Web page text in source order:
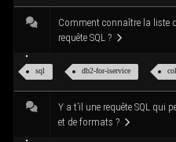
Com­ment connaître la liste
requête SQL ?
sql db2-for-iser­vice
Y a t’il une requête SQL qui
et de formats ?